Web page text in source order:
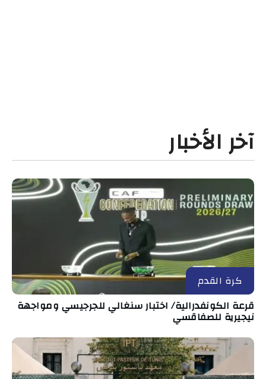
آخر الأخبار
كرة القدم
قرعة الكونفدرالية/ اختبار سنغالي للجرجيسي ومواجهة
نيجيرية للصفاقسي